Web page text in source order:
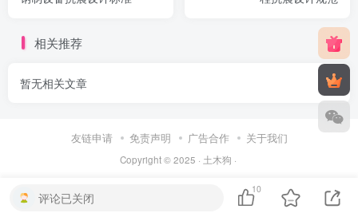
相关推荐
暂无相关文章
友链申请 免责声明 广告合作 关于我们
Copyright © 2025 · 土木狗 ·
评论已关闭
10